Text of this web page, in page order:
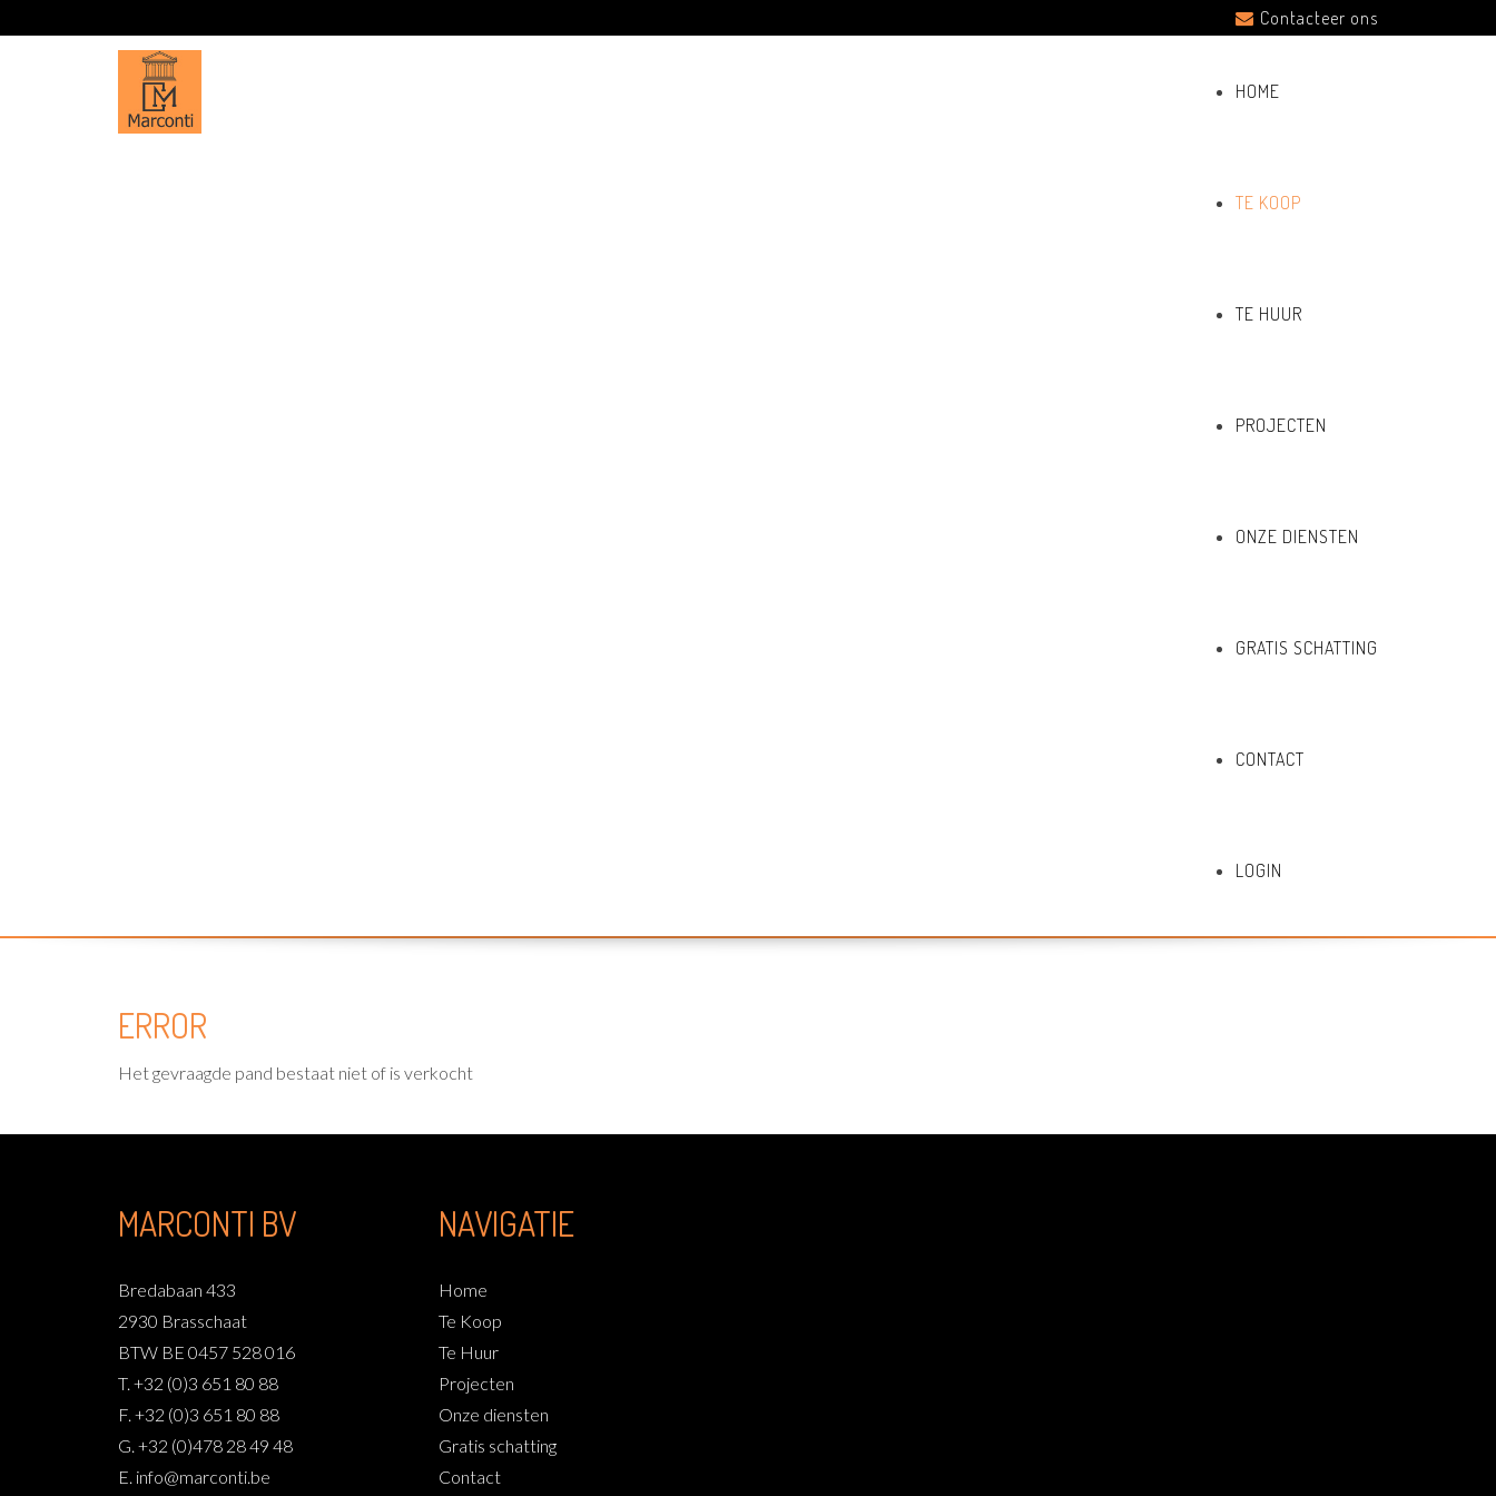
Contacteer ons
HOME
TE KOOP
TE HUUR
PROJECTEN
ONZE DIENSTEN
GRATIS SCHATTING
CONTACT
LOGIN
ERROR
Het gevraagde pand bestaat niet of is verkocht
MARCONTI BV
Bredabaan 433
2930 Brasschaat
BTW BE 0457 528 016
T. +32 (0)3 651 80 88
F. +32 (0)3 651 80 88
G. +32 (0)478 28 49 48
E. info@marconti.be
NAVIGATIE
Home
Te Koop
Te Huur
Projecten
Onze diensten
Gratis schatting
Contact